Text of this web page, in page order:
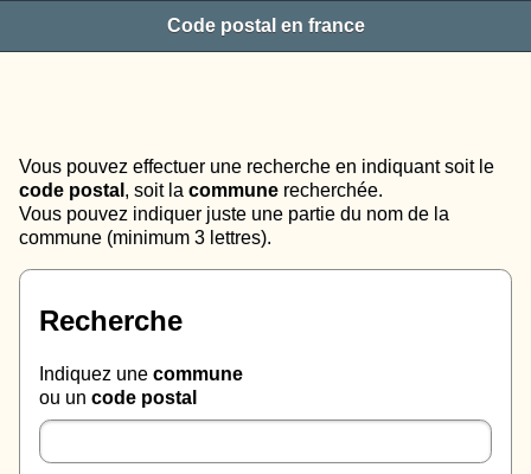
Code postal en france
Vous pouvez effectuer une recherche en indiquant soit le
code postal , soit la commune recherchée.
Vous pouvez indiquer juste une partie du nom de la
commune (minimum 3 lettres).
Recherche
Indiquez une commune
ou un code postal